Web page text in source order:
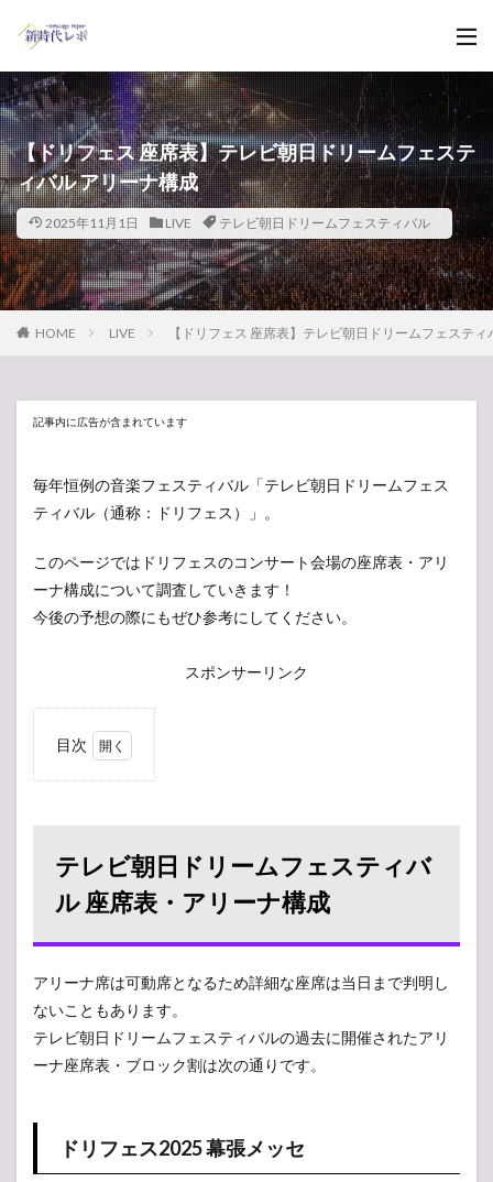
【ドリフェス 座席表】テレビ朝日ドリームフェステ
ィバル アリーナ構成
2025年11月1日 LIVE テレビ朝日ドリームフェスティバル
HOME LIVE 【ドリフェス 座席表】テレビ朝日ドリームフェステ
記事内に広告が含まれています
毎年恒例の音楽フェスティバル「テレビ朝日ドリームフェス
ティバル（通称：ドリフェス）」。
このページではドリフェスのコンサート会場の座席表・アリ
ーナ構成について調査していきます！
今後の予想の際にもぜひ参考にしてください。
スポンサーリンク
目次
リー
ムフ
ェス
ティ
アリ
ーナ
構成
1.1
2025
テレビ朝日ドリームフェスティバ
ル 座席表・アリーナ構成
アリーナ席は可動席となるため詳細な座席は当日まで判明し
ないこともあります。
テレビ朝日ドリームフェスティバルの過去に開催されたアリ
ーナ座席表・ブロック割は次の通りです。
ドリフェス2025 幕張メッセ